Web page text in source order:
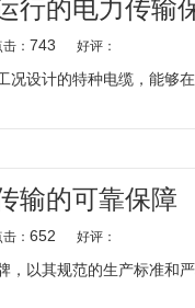
行的电力传输
： 743 好评：
设计的特种电缆，能够
输的可靠保障
： 652 好评：
，以其规范的生产标准和